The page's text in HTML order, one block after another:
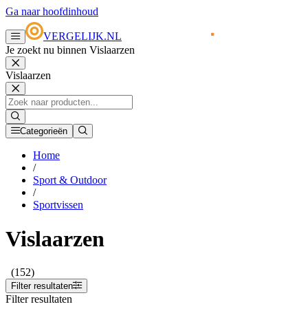
Ga naar hoofdinhoud
VERGELIJK.NL
Je zoekt nu binnen Vislaarzen
Vislaarzen
Categorieën
Home
/
Sport & Outdoor
/
Sportvissen
Vislaarzen
(152)
Filter resultaten
Filter resultaten